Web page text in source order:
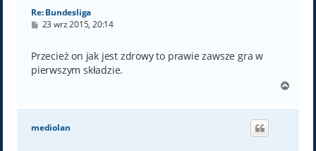
Re: Bundesliga
P
t
23 wrz 2015, 20:14
Przecież on jak jest zdrowy to prawie zawsze gra w
pierwszym składzie.
g
mediolan